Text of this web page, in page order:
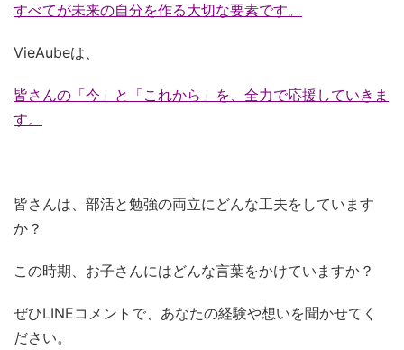
すべてが未来の自分を作る大切な要素です。
VieAubeは、
皆さんの「今」と「これから」を、全力で応援していきま
す。
皆さんは、部活と勉強の両立にどんな工夫をしています
か？
この時期、お子さんにはどんな言葉をかけていますか？
ぜひLINEコメントで、あなたの経験や想いを聞かせてく
ださい。